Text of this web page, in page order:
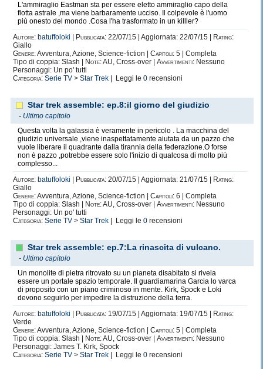
L'ammiraglio Eastman sta per essere eletto ammiraglio capo della
flotta astrale ,ma viene barbaramente ucciso. Il colpevole è l'uomo
più onesto del mondo .Cosa l'ha trasformato in un killler?
Autore: batuffoloki Pubblicata: 22/07/15 | Aggiornata: 22/07/15 |
Rating:
Giallo
Genere:Avventura, Azione, Science-fiction | Capitoli: 5 | Completa
Tipo di coppia: Slash |
Note:AU, Cross-over | Avvertimenti: Nessuno
Personaggi: Un po' tutti
Categoria: Serie TV > Star Trek | Leggi le 0 recensioni
Star trek assemble: ep.8:il giorno del giudizio
- Ultimo capitolo
Questa volta la galassia è veramente in pericolo . La macchina del
giudizio universale ,viene inaspettatamente aiutata da un pazzo che
vuole liberare il quadrante dalla tirannia della federazione.O forse
non è pazzo ,potrebbe essere solo l'inizio di qualcosa di molto più
complesso...
Autore: batuffoloki Pubblicata: 20/07/15 | Aggiornata: 21/07/15 |
Rating:
Giallo
Genere:Avventura, Azione, Science-fiction | Capitoli: 6 | Completa
Tipo di coppia: Slash |
Note:AU, Cross-over | Avvertimenti: Nessuno
Personaggi: Un po' tutti
Categoria: Serie TV > Star Trek | Leggi le 0 recensioni
Star trek assemble: ep.7:La rinascita di vulcano.
- Ultimo capitolo
Un monolite di pietra ritrovato su un pianeta disabitato si rivela
essere un portale spazio temporale. Il guardiamarina Garcia lo varca
di proposito con un piano criminoso in mente. Kirk, Spock e Loki
devono seguirlo per impedire la distruzione della terra.
Autore: batuffoloki Pubblicata: 19/07/15 | Aggiornata: 19/07/15 |
Rating:
Verde
Genere:Avventura, Azione, Science-fiction | Capitoli: 5 | Completa
Tipo di coppia: Slash |
Note:AU, Cross-over | Avvertimenti: Nessuno
Personaggi: James T. Kirk, Spock
Categoria: Serie TV > Star Trek | Leggi le 0 recensioni